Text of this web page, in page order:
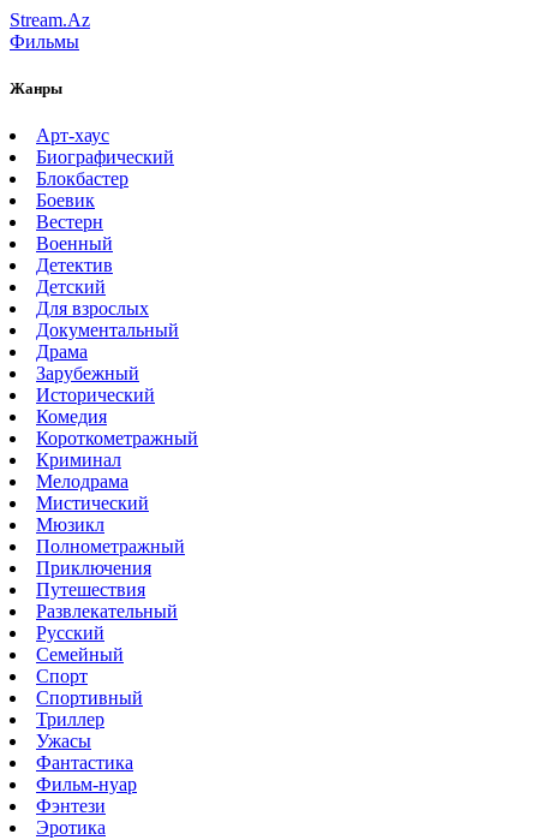
Stream.Az
Фильмы
Жанры
Арт-хаус
Биографический
Блокбастер
Боевик
Вестерн
Военный
Детектив
Детский
Для взрослых
Документальный
Драма
Зарубежный
Исторический
Комедия
Короткометражный
Криминал
Мелодрама
Мистический
Мюзикл
Полнометражный
Приключения
Путешествия
Развлекательный
Русский
Семейный
Спорт
Спортивный
Триллер
Ужасы
Фантастика
Фильм-нуар
Фэнтези
Эротика